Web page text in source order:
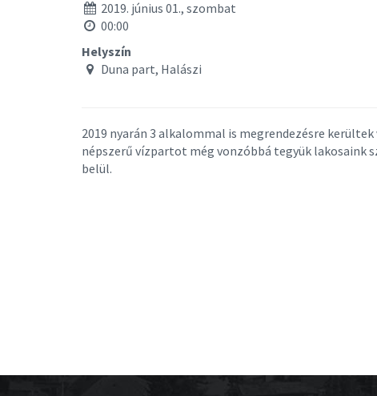
2019. június 01., szombat
00:00
Helyszín
Duna part, Halászi
2019 nyarán 3 alkalommal is megrendezésre
népszerű vízpartot még vonzóbbá tegyük lakosaink
belül.